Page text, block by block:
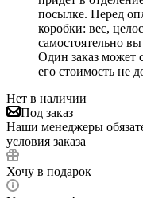
посылке. Перед
коробки: вес,
самостоятельно
Один заказ может
его стоимость не
Нет в наличии
Под заказ
Наши менеджеры
условия заказа
Хочу в подарок